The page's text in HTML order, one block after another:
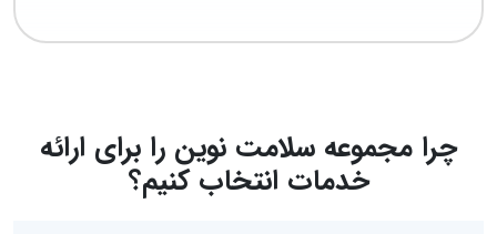
چرا مجموعه سلامت نوین را برای ارائه
خدمات انتخاب کنیم؟